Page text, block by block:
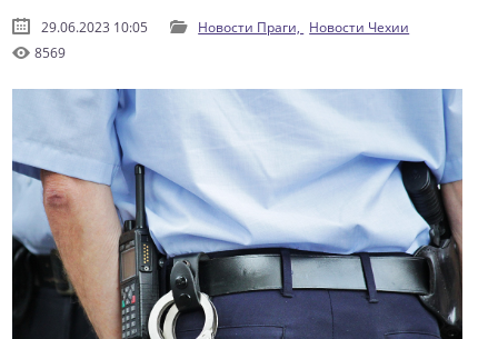
29.06.2023 10:05 Новости Праги, Новости Чехии
8569